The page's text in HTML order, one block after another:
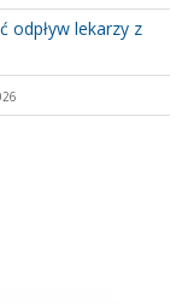
odpływ lekarzy z